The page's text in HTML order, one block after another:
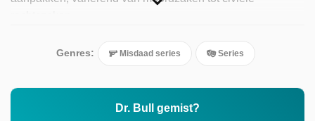
Genres: Misdaad series Series
Dr. Bull gemist?